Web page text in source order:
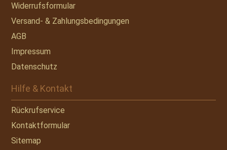
Widerrufsformular
Versand- & Zahlungsbedingungen
AGB
Impressum
Datenschutz
Hilfe & Kontakt
Rückrufservice
Kontaktformular
Sitemap